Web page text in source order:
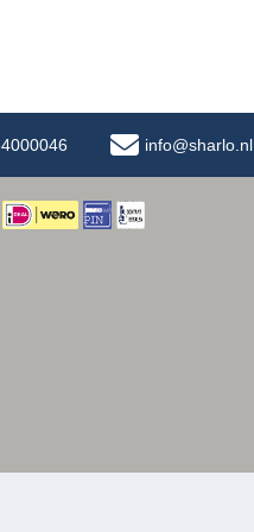
info@sharlo.nl